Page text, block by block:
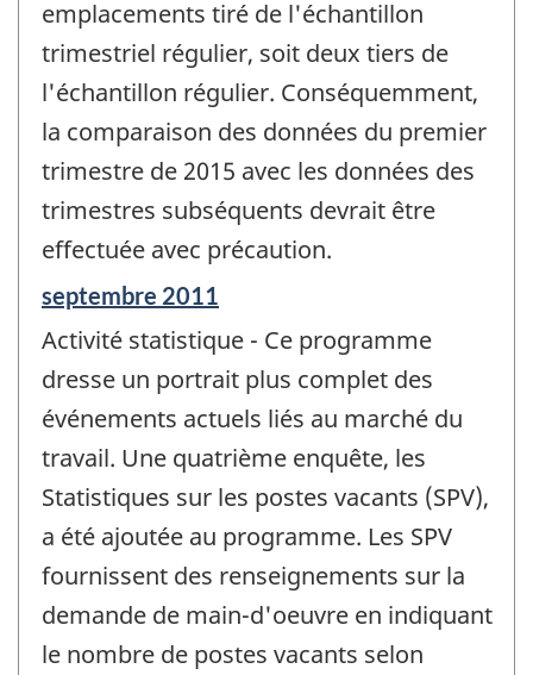
emplacements tiré de l'échantillon
trimestriel régulier, soit deux tiers de
l'échantillon régulier. Conséquemment,
la comparaison des données du premier
trimestre de 2015 avec les données des
trimestres subséquents devrait être
effectuée avec précaution.
Période
référence
de
changement
-
septembre 2011
Activité statistique - Ce programme
dresse un portrait plus complet des
événements actuels liés au marché du
travail. Une quatrième enquête, les
Statistiques sur les postes vacants (SPV),
a été ajoutée au programme. Les SPV
fournissent des renseignements sur la
demande de main-d'oeuvre en indiquant
le nombre de postes vacants selon